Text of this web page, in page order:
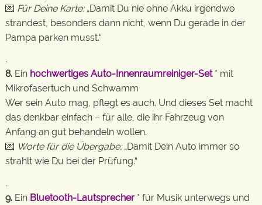
💌 Für Deine Karte:„Damit Du nie ohne Akku irgendwo
strandest, besonders dann nicht, wenn Du gerade in der
Pampa parken musst.“
.
8. Ein hochwertiges Auto-Innenraumreiniger-Set* mit
Mikrofasertuch und Schwamm
Wer sein Auto mag, pflegt es auch. Und dieses Set macht
das denkbar einfach – für alle, die ihr Fahrzeug von
Anfang an gut behandeln wollen.
💌 Worte für die Übergabe:„Damit Dein Auto immer so
strahlt wie Du bei der Prüfung.“
.
9. Ein Bluetooth-Lautsprecher * für Musik unterwegs und